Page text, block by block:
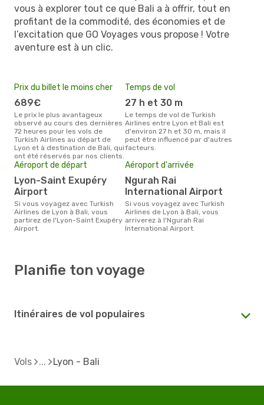
vous à explorer tout ce que Bali a à offrir, tout en
profitant de la commodité, des économies et de
l’excitation que GO Voyages vous propose ! Votre
aventure est à un clic.
Prix du billet le moins cher
689€
Le prix le plus avantageux
observé au cours des dernières
72 heures pour les vols de
Turkish Airlines au départ de
Lyon et à destination de Bali, qui
ont été réservés par nos clients.
Temps de vol
27 h et 30 m
Le temps de vol de Turkish
Airlines entre Lyon et Bali est
d'environ 27 h et 30 m, mais il
peut être influencé par d'autres
facteurs.
Aéroport de départ
Lyon-Saint Exupéry
Airport
Si vous voyagez avec Turkish
Airlines de Lyon à Bali, vous
partirez de l'Lyon-Saint Exupéry
Airport.
Aéroport d'arrivée
Ngurah Rai
International Airport
Si vous voyagez avec Turkish
Airlines de Lyon à Bali, vous
arriverez à l'Ngurah Rai
International Airport.
Planifie ton voyage
Itinéraires de vol populaires
Vols Lyon - Bali